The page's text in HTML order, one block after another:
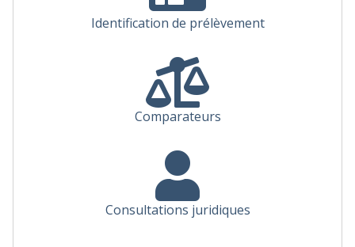
Identification de prélèvement
Comparateurs
Consultations juridiques